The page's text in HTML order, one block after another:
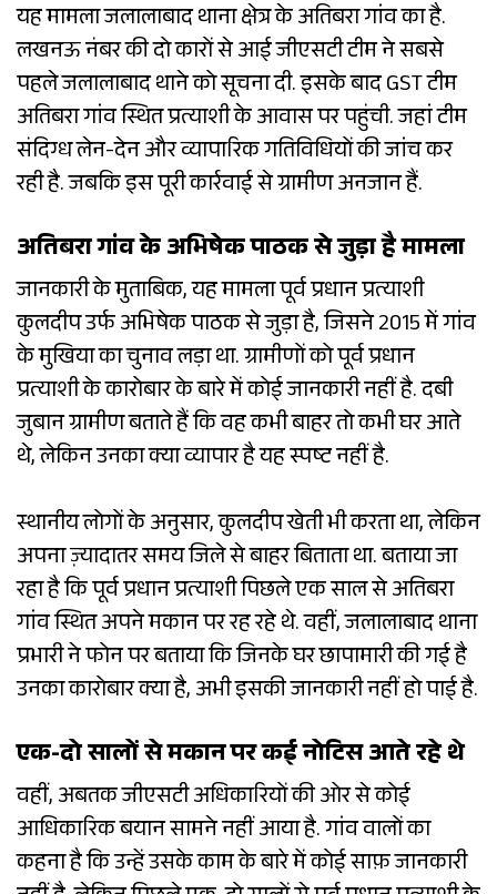
यह मामला जलालाबाद थाना क्षेत्र के अतिबरा गांव का है.
लखनऊ नंबर की दो कारों से आई जीएसटी टीम ने सबसे
पहले जलालाबाद थाने को सूचना दी. इसके बाद GST टीम
अतिबरा गांव स्थित प्रत्याशी के आवास पर पहुंची. जहां टीम
संदिग्ध लेन-देन और व्यापारिक गतिविधियों की जांच कर
रही है. जबकि इस पूरी कार्रवाई से ग्रामीण अनजान हैं.
अतिबरा गांव के ​​अभिषेक पाठक से जुड़ा है मामला
जानकारी के मुताबिक, यह मामला पूर्व प्रधान प्रत्याशी
कुलदीप उर्फ ​​अभिषेक पाठक से जुड़ा है, जिसने 2015 में गांव
के मुखिया का चुनाव लड़ा था. ग्रामीणों को पूर्व प्रधान
प्रत्याशी के कारोबार के बारे में कोई जानकारी नहीं है. दबी
जुबान ग्रामीण बताते हैं कि वह कभी बाहर तो कभी घर आते
थे, लेकिन उनका क्या व्यापार है यह स्पष्ट नहीं है.
स्थानीय लोगों के अनुसार, कुलदीप खेती भी करता था, लेकिन
अपना ज़्यादातर समय जिले से बाहर बिताता था. बताया जा
रहा है कि पूर्व प्रधान प्रत्याशी पिछले एक साल से अतिबरा
गांव स्थित अपने मकान पर रह रहे थे. वहीं, जलालाबाद थाना
प्रभारी ने फोन पर बताया कि जिनके घर छापामारी की गई है
उनका कारोबार क्या है, अभी इसकी जानकारी नहीं हो पाई है.
एक-दो सालों से मकान पर कई नोटिस आते रहे थे
वहीं, अबतक जीएसटी अधिकारियों की ओर से कोई
आधिकारिक बयान सामने नहीं आया है. गांव वालों का
कहना है कि उन्हें उसके काम के बारे में कोई साफ़ जानकारी